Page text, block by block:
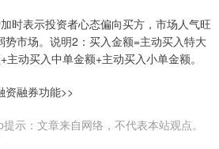
时表示投资者心态偏向买方，市场人气旺
市场。说明2：买入金额=主动买入特大
动买入中单金额+主动买入小单金额。
资融券功能>>
示：文章来自网络，不代表本站观点。